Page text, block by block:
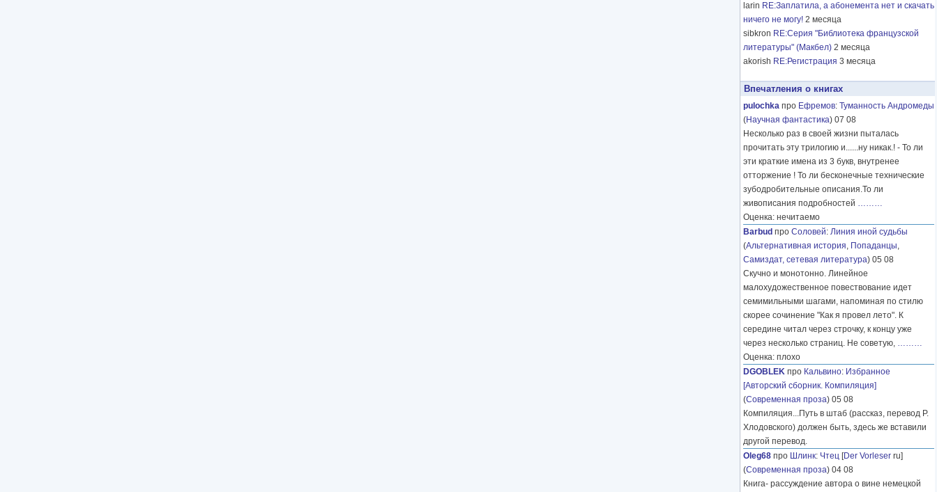
larin RE:Заплатила, а абонемента нет и скачать
ничего не могу! 2 месяца
sibkron RE:Серия "Библиотека французской
литературы" (Макбел) 2 месяца
akorish RE:Регистрация 3 месяца
Впечатления о книгах
pulochka про Ефремов: Туманность Андромеды
(Научная фантастика) 07 08
Несколько раз в своей жизни пыталась
прочитать эту трилогию и......ну никак.! - То ли
эти краткие имена из 3 букв, внутренее
отторжение ! То ли бесконечные технические
зубодробительные описания.То ли
живописания подробностей ………
Оценка: нечитаемо
Barbud про Соловей: Линия иной судьбы
(Альтернативная история, Попаданцы,
Самиздат, сетевая литература) 05 08
Скучно и монотонно. Линейное
малохудожественное повествование идет
семимильными шагами, напоминая по стилю
скорее сочинение "Как я провел лето". К
середине читал через строчку, к концу уже
через несколько страниц. Не советую, ………
Оценка: плохо
DGOBLEK про Кальвино: Избранное
[Авторский сборник. Компиляция]
(Современная проза) 05 08
Компиляция...Путь в штаб (рассказ, перевод Р.
Хлодовского) должен быть, здесь же вставили
другой перевод.
Oleg68 про Шлинк: Чтец [Der Vorleser ru]
(Современная проза) 04 08
Книга- рассуждение автора о вине немецкой